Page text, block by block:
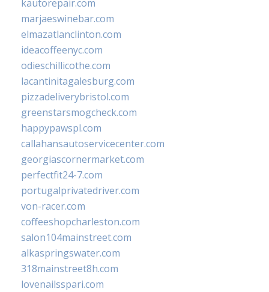
kautorepair.com
marjaeswinebar.com
elmazatlanclinton.com
ideacoffeenyc.com
odieschillicothe.com
lacantinitagalesburg.com
pizzadeliverybristol.com
greenstarsmogcheck.com
happypawspl.com
callahansautoservicecenter.com
georgiascornermarket.com
perfectfit24-7.com
portugalprivatedriver.com
von-racer.com
coffeeshopcharleston.com
salon104mainstreet.com
alkaspringswater.com
318mainstreet8h.com
lovenailsspari.com